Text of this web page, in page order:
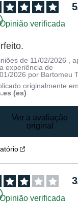
5
Opinião verificada
de 11/02/2026
,
experiência de
2026 por Bartomeu
originalmente
(es)
Ver a avaliação
original
3
Opinião verificada